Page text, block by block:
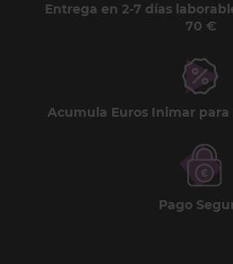
Entrega en 2-7 días
70 €
Acumula Euros Inimar
Pago